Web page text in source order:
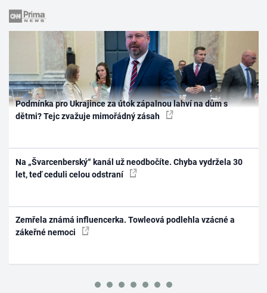
Podmínka pro Ukrajince za útok zápalnou lahví na dům s
dětmi? Tejc zvažuje mimořádný zásah
Na „Švarcenberský“ kanál už neodbočíte. Chyba vydržela 30
let, teď ceduli celou odstraní
Zemřela známá influencerka. Towleová podlehla vzácné a
zákeřné nemoci